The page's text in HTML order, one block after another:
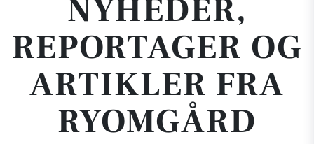
NYHEDER,
REPORTAGER OG
ARTIKLER FRA
RYOMGÅRD